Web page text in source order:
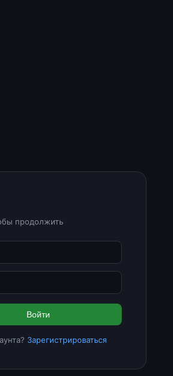
продолжить
Войти
Зарегистрироваться